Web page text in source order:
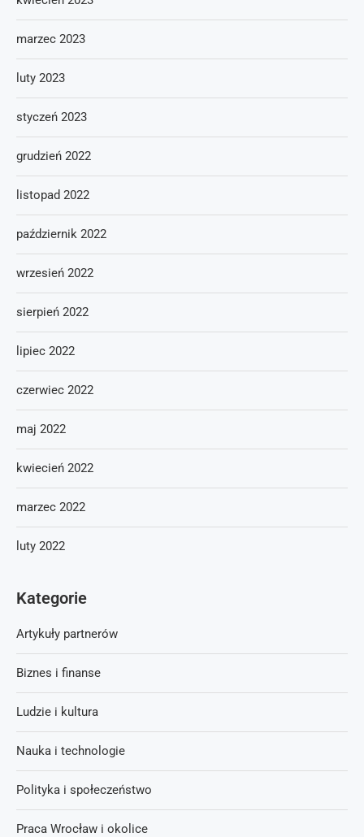
marzec 2023
luty 2023
styczeń 2023
grudzień 2022
listopad 2022
październik 2022
wrzesień 2022
sierpień 2022
lipiec 2022
czerwiec 2022
maj 2022
kwiecień 2022
marzec 2022
luty 2022
Kategorie
Artykuły partnerów
Biznes i finanse
Ludzie i kultura
Nauka i technologie
Polityka i społeczeństwo
Praca Wrocław i okolice